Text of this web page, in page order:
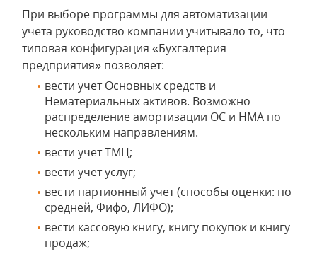
При выборе программы для автоматизации
учета руководство компании учитывало то, что
типовая конфигурация «Бухгалтерия
предприятия» позволяет:
вести учет Основных средств и
Нематериальных активов. Возможно
распределение амортизации ОС и НМА по
нескольким направлениям.
вести учет ТМЦ;
вести учет услуг;
вести партионный учет (способы оценки: по
средней, Фифо, ЛИФО);
вести кассовую книгу, книгу покупок и книгу
продаж;